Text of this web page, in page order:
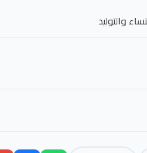
والتوليد